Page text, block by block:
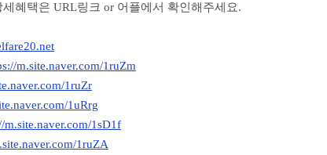
혜택은 URL링크 or 어플에서 확인해주세요.
m.site.naver.com/1ruZm
1ruZr
1uRrg
m.site.naver.com/1sD1f
1ruZA